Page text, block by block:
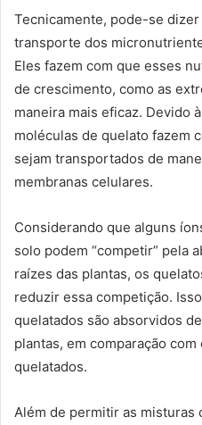
Tecnicamente, pode-se
transporte dos
Eles fazem com que esses
de crescimento, como as
maneira mais eficaz. Devido
moléculas de quelato fazem
sejam transportados de
membranas celulares.
Considerando que alguns
solo podem “competir” pela
raízes das plantas, os
reduzir essa competição.
quelatados são absorvidos
plantas, em comparação
quelatados.
Além de permitir as misturas